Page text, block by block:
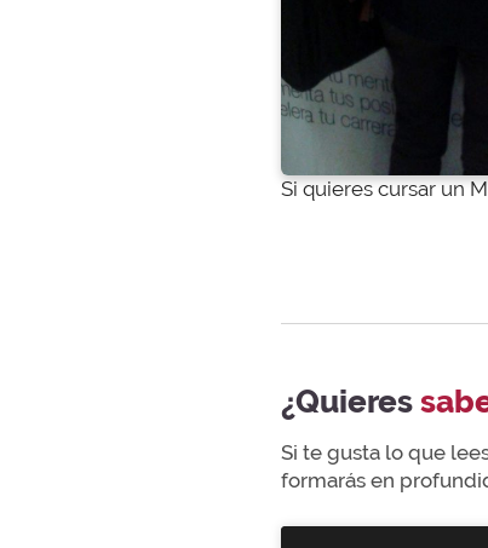
Si quieres cursar un
¿Quieres
Si te gusta lo que
formarás en